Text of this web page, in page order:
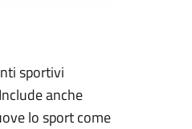
sportivi
anche
lo sport come